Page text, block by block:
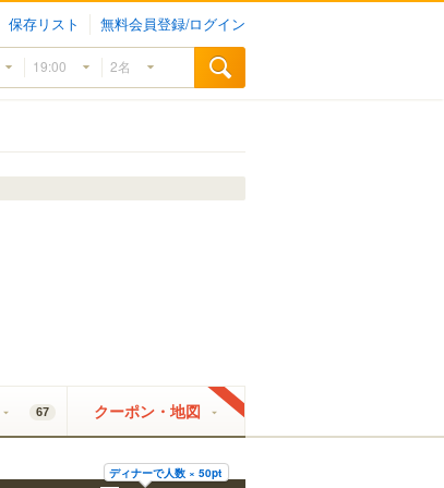
保存リスト 無料会員登録/ログイン
67 クーポン・地図
ディナーで人数 × 50pt